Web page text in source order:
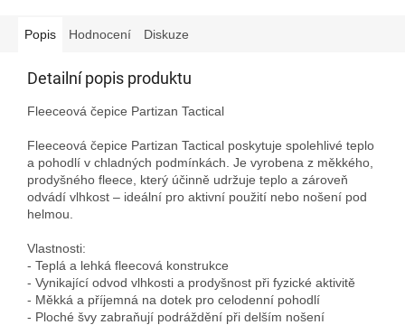
Popis Hodnocení Diskuze
Detailní popis produktu
Fleeceová čepice Partizan Tactical
Fleeceová čepice Partizan Tactical poskytuje spolehlivé teplo
a pohodlí v chladných podmínkách. Je vyrobena z měkkého,
prodyšného fleece, který účinně udržuje teplo a zároveň
odvádí vlhkost – ideální pro aktivní použití nebo nošení pod
helmou.
Vlastnosti:
- Teplá a lehká fleecová konstrukce
- Vynikající odvod vlhkosti a prodyšnost při fyzické aktivitě
- Měkká a příjemná na dotek pro celodenní pohodlí
- Ploché švy zabraňují podráždění při delším nošení